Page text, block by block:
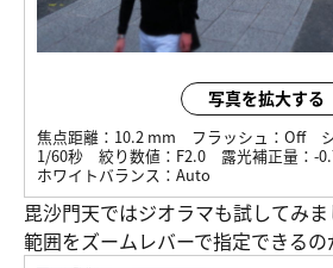
写真を拡大する
焦点距離： 10.2 mm フラッシュ： Off
1/60秒
絞り数値： F2.0 露光補正量： -
ホワイトバランス： Auto
毘沙門天ではジオラマも試してみ
範囲をズームレバーで指定できるの